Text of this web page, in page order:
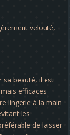
velouté,
sa beauté, il est
efficaces.
lingerie à la main
les
de laisser